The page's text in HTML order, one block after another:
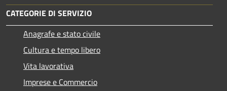
CATEGORIE DI SERVIZIO
Anagrafe e stato civile
Cultura e tempo libero
Vita lavorativa
Imprese e Commercio